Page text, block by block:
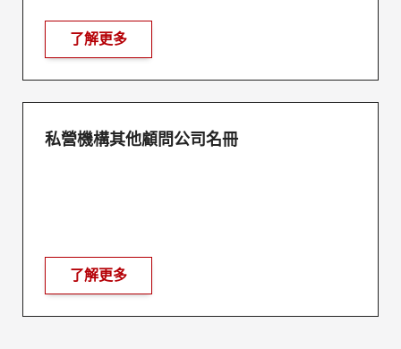
了解更多
私營機構其他顧問公司名冊
了解更多